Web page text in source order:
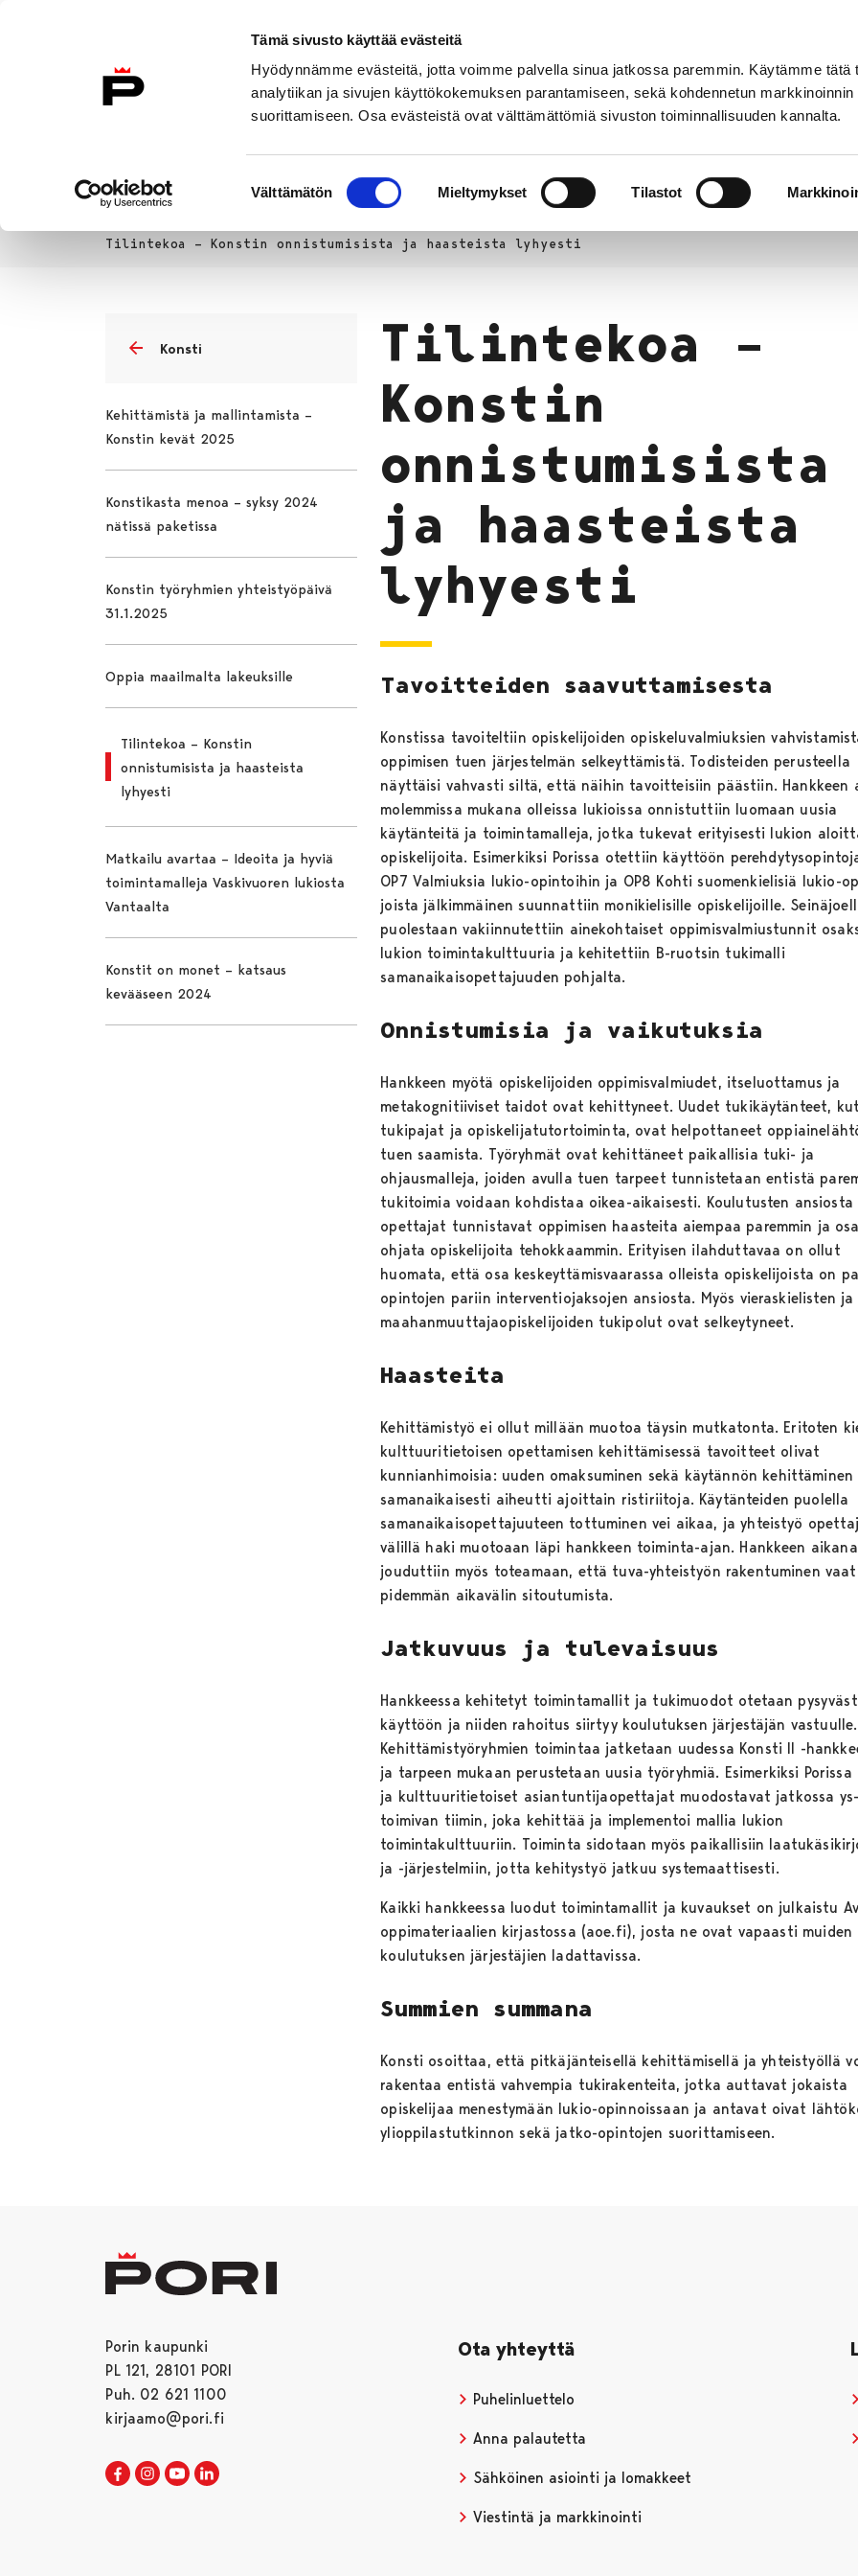
Tämä sivusto käyttää evästeitä
Hyödynnämme evästeitä, jotta voimme palvella sinua jatkossa paremmin. Käytämme tätä
analytiikan ja sivujen käyttökokemuksen parantamiseen, sekä kohdennetun markkinoinnin
suorittamiseen. Osa evästeistä ovat välttämättömiä sivuston toiminnallisuuden kannalta.
valinta
Välttämätön Mieltymykset Tilastot
Etusivulle
Etusivu
Tilintekoa – Konstin onnistumisista ja haasteista lyhyesti
Konsti
Kehittämistä ja mallintamista –
Konstin kevät 2025
Konstikasta menoa – syksy 2024
nätissä paketissa
Konstin työryhmien yhteistyöpäivä
31.1.2025
Oppia maailmalta lakeuksille
Tilintekoa – Konstin
onnistumisista ja haasteista
lyhyesti
Matkailu avartaa – Ideoita ja hyviä
toimintamalleja Vaskivuoren lukiosta
Vantaalta
Konstit on monet – katsaus
kevääseen 2024
Tilintekoa –
Konstin
onnistumisista
ja haasteista
lyhyesti
Tavoitteiden saavuttamisesta
Konstissa tavoiteltiin opiskelijoiden opiskeluvalmiuksien
oppimisen tuen järjestelmän selkeyttämistä. Todisteiden perusteella
näyttäisi vahvasti siltä, että näihin tavoitteisiin päästiin. Hankkeen
molemmissa mukana olleissa lukioissa onnistuttiin luomaan uusia
käytänteitä ja toimintamalleja, jotka tukevat erityisesti lukion
opiskelijoita. Esimerkiksi Porissa otettiin käyttöön
OP7 Valmiuksia lukio-opintoihin ja OP8 Kohti suomenkielisiä lukio-
joista jälkimmäinen suunnattiin monikielisille opiskelijoille.
puolestaan vakiinnutettiin ainekohtaiset oppimisvalmiustunnit
lukion toimintakulttuuria ja kehitettiin B-ruotsin tukimalli
samanaikaisopettajuuden pohjalta.
Onnistumisia ja vaikutuksia
Hankkeen myötä opiskelijoiden oppimisvalmiudet, itseluottamus ja
metakognitiiviset taidot ovat kehittyneet. Uudet tukikäytänteet,
tukipajat ja opiskelijatutortoiminta, ovat helpottaneet
tuen saamista. Työryhmät ovat kehittäneet paikallisia tuki- ja
ohjausmalleja, joiden avulla tuen tarpeet tunnistetaan entistä
tukitoimia voidaan kohdistaa oikea-aikaisesti. Koulutusten ansiosta
opettajat tunnistavat oppimisen haasteita aiempaa paremmin ja
ohjata opiskelijoita tehokkaammin. Erityisen ilahduttavaa on ollut
huomata, että osa keskeyttämisvaarassa olleista opiskelijoista on
opintojen pariin interventiojaksojen ansiosta. Myös vieraskielisten ja
maahanmuuttajaopiskelijoiden tukipolut ovat selkeytyneet.
Haasteita
Kehittämistyö ei ollut millään muotoa täysin mutkatonta. Eritoten
kulttuuritietoisen opettamisen kehittämisessä tavoitteet olivat
kunnianhimoisia: uuden omaksuminen sekä käytännön kehittäminen
samanaikaisesti aiheutti ajoittain ristiriitoja. Käytänteiden puolella
samanaikaisopettajuuteen tottuminen vei aikaa, ja yhteistyö
välillä haki muotoaan läpi hankkeen toiminta-ajan. Hankkeen aikana
jouduttiin myös toteamaan, että tuva-yhteistyön rakentuminen
pidemmän aikavälin sitoutumista.
Jatkuvuus ja tulevaisuus
Hankkeessa kehitetyt toimintamallit ja tukimuodot otetaan
käyttöön ja niiden rahoitus siirtyy koulutuksen järjestäjän vastuulle.
Kehittämistyöryhmien toimintaa jatketaan uudessa Konsti II -
ja tarpeen mukaan perustetaan uusia työryhmiä. Esimerkiksi Porissa
ja kulttuuritietoiset asiantuntijaopettajat muodostavat jatkossa
toimivan tiimin, joka kehittää ja implementoi mallia lukion
toimintakulttuuriin. Toiminta sidotaan myös paikallisiin
ja -järjestelmiin, jotta kehitystyö jatkuu systemaattisesti.
Kaikki hankkeessa luodut toimintamallit ja kuvaukset on julkaistu
oppimateriaalien kirjastossa (aoe.fi), josta ne ovat vapaasti muiden
koulutuksen järjestäjien ladattavissa.
Summien summana
Konsti osoittaa, että pitkäjänteisellä kehittämisellä ja yhteistyöllä
rakentaa entistä vahvempia tukirakenteita, jotka auttavat jokaista
opiskelijaa menestymään lukio-opinnoissaan ja antavat oivat
ylioppilastutkinnon sekä jatko-opintojen suorittamiseen.
Porin kaupunki
PL 121, 28101 PORI
Puh. 02 621 1100
kirjaamo@pori.fi
Porin kaupunki Facebookissa
Avautuu uudessa välilehdessä
Porin kaupunki Instagramissa
Avautuu uudessa välilehdessä
Porin kaupunki Youtubessa
Avautuu uudessa välilehdessä
Ota yhteyttä
Puhelinluettelo
Anna palautetta
Sähköinen asiointi ja lomakkeet
Viestintä ja markkinointi